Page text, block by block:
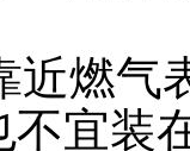
近燃气
不宜装